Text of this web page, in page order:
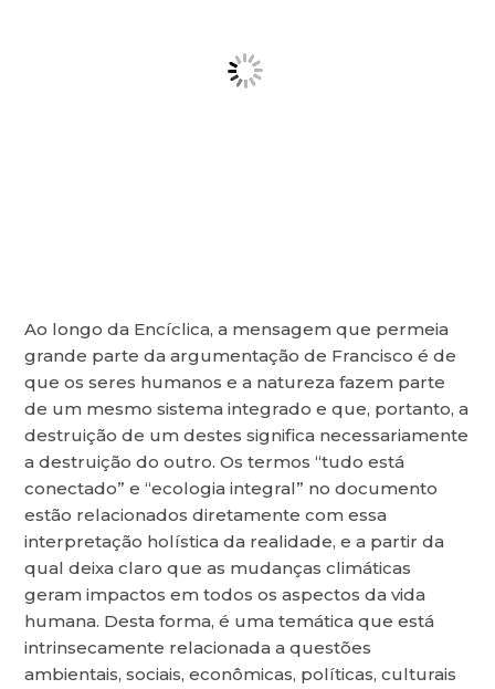
Ao longo da Encíclica, a mensagem que permeia
grande parte da argumentação de Francisco é de
que os seres humanos e a natureza fazem parte
de um mesmo sistema integrado e que, portanto, a
destruição de um destes significa necessariamente
a destruição do outro. Os termos “tudo está
conectado” e “ecologia integral” no documento
estão relacionados diretamente com essa
interpretação holística da realidade, e a partir da
qual deixa claro que as mudanças climáticas
geram impactos em todos os aspectos da vida
humana. Desta forma, é uma temática que está
intrinsecamente relacionada a questões
ambientais, sociais, econômicas, políticas, culturais